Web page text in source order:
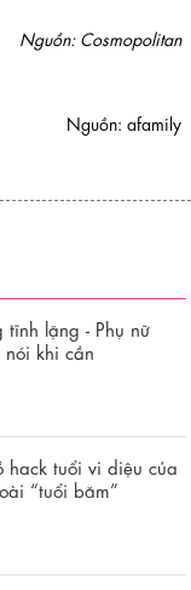
Nguồn: Cosmopolitan
Nguồn: afamily
tĩnh lặng - Phụ nữ
khi cần
tuổi vi diệu của
“tuổi băm”